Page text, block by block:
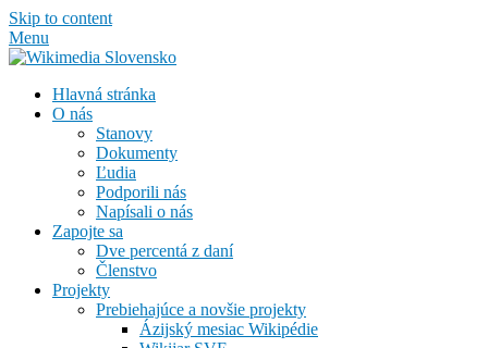
Skip to content
Menu
Hlavná stránka
O nás
Stanovy
Dokumenty
Ľudia
Podporili nás
Napísali o nás
Zapojte sa
Dve percentá z daní
Členstvo
Projekty
Prebiehajúce a novšie projekty
Ázijský mesiac Wikipédie